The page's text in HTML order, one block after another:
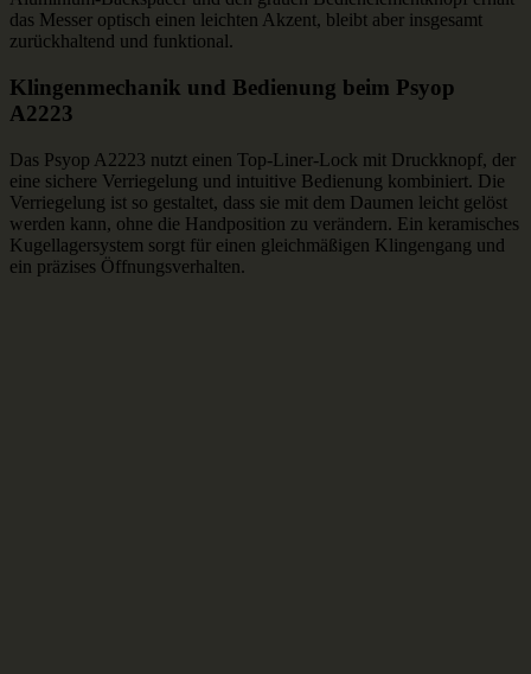
das Messer optisch einen leichten Akzent, bleibt aber insgesamt
zurückhaltend und funktional.
Klingenmechanik und Bedienung beim Psyop
A2223
Das Psyop A2223 nutzt einen Top-Liner-Lock mit Druckknopf, der
eine sichere Verriegelung und intuitive Bedienung kombiniert. Die
Verriegelung ist so gestaltet, dass sie mit dem Daumen leicht gelöst
werden kann, ohne die Handposition zu verändern. Ein keramisches
Kugellagersystem sorgt für einen gleichmäßigen Klingengang und
ein präzises Öffnungsverhalten.